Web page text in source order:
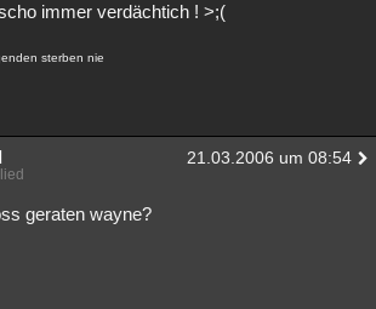
immer verdächtich ! >;(
sterben nie
21.03.2006 um 08:54
geraten wayne?